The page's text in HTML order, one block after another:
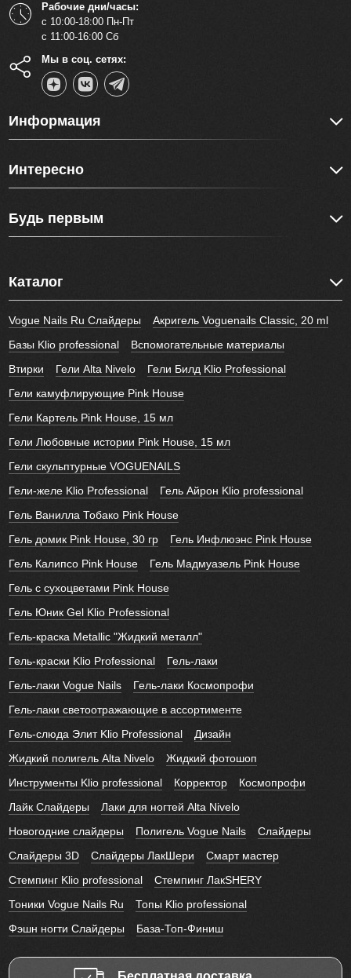
Рабочие дни/часы:
с 10:00-18:00 Пн-Пт
с 11:00-16:00 Сб
Мы в соц. сетях:
Информация
Интересно
Будь первым
Каталог
Vogue Nails Ru Слайдеры
Акригель Voguenails Classic, 20 ml
Базы Klio professional
Вспомогательные материалы
Втирки
Гели Alta Nivelo
Гели Билд Klio Professional
Гели камуфлирующие Pink House
Гели Картель Pink House, 15 мл
Гели Любовные истории Pink House, 15 мл
Гели скульптурные VOGUENAILS
Гели-желе Klio Professional
Гель Айрон Klio professional
Гель Ванилла Тобако Pink House
Гель домик Pink House, 30 гр
Гель Инфлюэнс Pink House
Гель Калипсо Pink House
Гель Мадмуазель Pink House
Гель с сухоцветами Pink House
Гель Юник Gel Klio Professional
Гель-краска Metallic "Жидкий металл"
Гель-краски Klio Professional
Гель-лаки
Гель-лаки Vogue Nails
Гель-лаки Космопрофи
Гель-лаки светоотражающие в ассортименте
Гель-слюда Элит Klio Professional
Дизайн
Жидкий полигель Alta Nivelo
Жидкий фотошоп
Инструменты Klio professional
Корректор
Космопрофи
Лайк Слайдеры
Лаки для ногтей Alta Nivelo
Новогодние слайдеры
Полигель Vogue Nails
Слайдеры
Слайдеры 3D
Слайдеры ЛакШери
Смарт мастер
Стемпинг Klio professional
Стемпинг ЛакSHERY
Тоники Vogue Nails Ru
Топы Klio professional
Фэшн ногти Слайдеры
База-Топ-Финиш